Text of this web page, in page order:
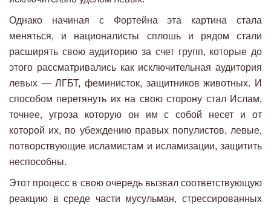
Однако начиная с Фортейна эта картина стала
меняться, и националисты сплошь и рядом стали
расширять свою аудиторию за счет групп, которые до
этого рассматривались как исключительная аудитория
левых — ЛГБТ, феминисток, защитников животных. И
способом перетянуть их на свою сторону стал Ислам,
точнее, угроза которую он им с собой несет и от
которой их, по убеждению правых популистов, левые,
потворствующие исламистам и исламизации, защитить
неспособны.
Этот процесс в свою очередь вызвал соответствующую
реакцию в среде части мусульман, стрессированных